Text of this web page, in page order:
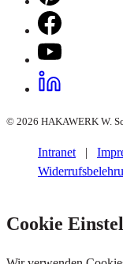
© 2026 HAKAWERK W.
Intranet |
Cookie